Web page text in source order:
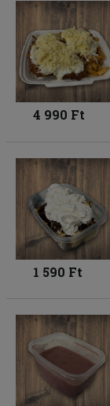
4 990 Ft
1 590 Ft